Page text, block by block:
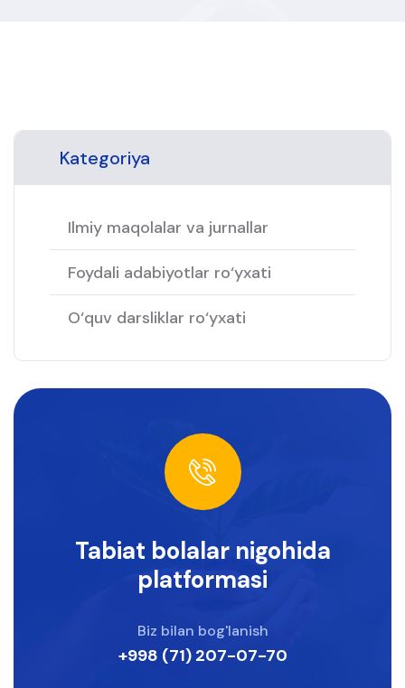
Kategoriya
Ilmiy maqolalar va jurnallar
Foydali adabiyotlar ro‘yxati
O‘quv darsliklar ro‘yxati
Tabiat bolalar nigohida
platformasi
Biz bilan bog'lanish
+998 (71) 207-07-70